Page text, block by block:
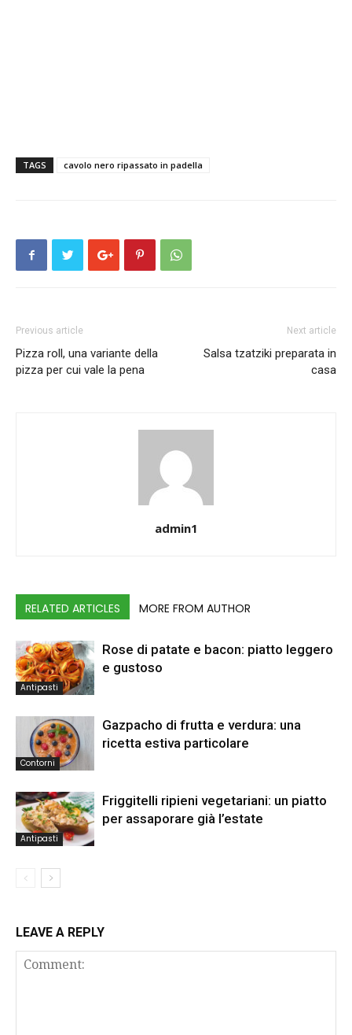
TAGS cavolo nero ripassato in padella
Previous article
Pizza roll, una variante della
pizza per cui vale la pena
Next article
Salsa tzatziki preparata in
casa
admin1
RELATED ARTICLES MORE FROM AUTHOR
Antipasti
Rose di patate e bacon: piatto leggero
e gustoso
Contorni
Gazpacho di frutta e verdura: una
ricetta estiva particolare
Antipasti
Friggitelli ripieni vegetariani: un piatto
per assaporare già l’estate
LEAVE A REPLY